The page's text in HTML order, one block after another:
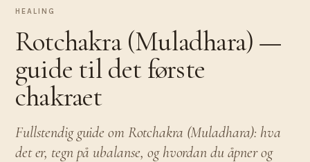
HEALING
Rotchakra (Muladhara) —
guide til det første
chakraet
Fullstendig guide om Rotchakra (Muladhara): hva
det er, tegn på ubalanse, og hvordan du åpner og